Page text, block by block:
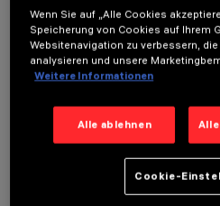
OPTIONALE
Wenn Sie auf „Alle Cookies
Speicherung von Cookies auf Ihrem
Websitenavigation zu verbessern,
analysieren und unsere
Weitere Informationen
Alle ablehnen
Cookie-